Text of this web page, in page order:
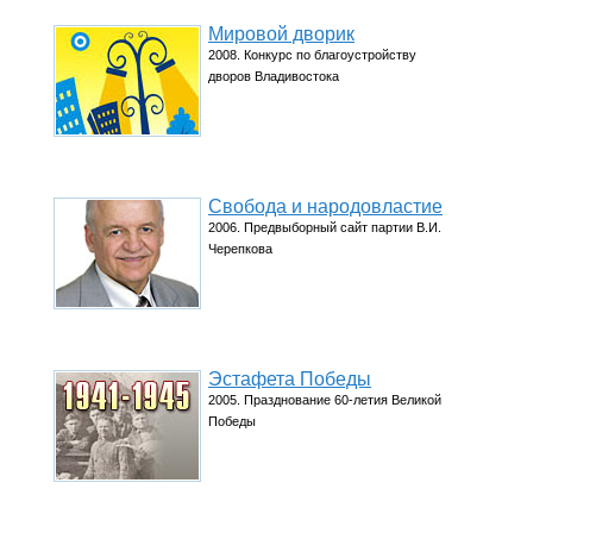
Мировой дворик
2008. Конкурс по благоустройству
дворов Владивостока
Свобода и народовластие
2006. Предвыборный сайт партии В.И.
Черепкова
Эстафета Победы
2005. Празднование 60-летия Великой
Победы